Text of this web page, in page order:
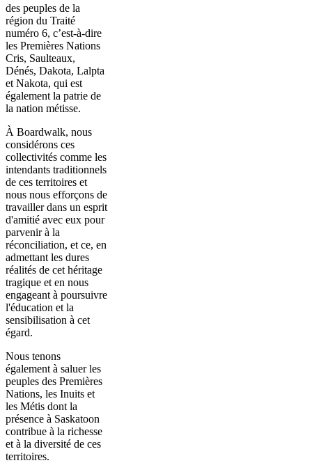
des peuples de la
région du Traité
numéro 6, c’est-à-dire
les Premières Nations
Cris, Saulteaux,
Dénés, Dakota, Lalpta
et Nakota, qui est
également la patrie de
la nation métisse.
À Boardwalk, nous
considérons ces
collectivités comme les
intendants traditionnels
de ces territoires et
nous nous efforçons de
travailler dans un esprit
d'amitié avec eux pour
parvenir à la
réconciliation, et ce, en
admettant les dures
réalités de cet héritage
tragique et en nous
engageant à poursuivre
l'éducation et la
sensibilisation à cet
égard.
Nous tenons
également à saluer les
peuples des Premières
Nations, les Inuits et
les Métis dont la
présence à Saskatoon
contribue à la richesse
et à la diversité de ces
territoires.